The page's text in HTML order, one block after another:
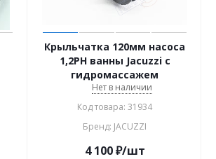
Крыльчатка 120мм насоса
1,2PH ванны Jacuzzi с
гидромассажем
Нет в наличии
Код товара: 31934
Бренд: JACUZZI
4 100₽/шт